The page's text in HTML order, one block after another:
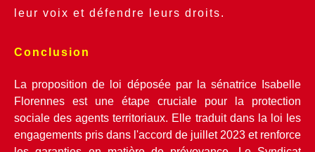
leur voix et défendre leurs droits.
Conclusion
La proposition de loi déposée par la sénatrice Isabelle
Florennes est une étape cruciale pour la protection
sociale des agents territoriaux. Elle traduit dans la loi les
engagements pris dans l'accord de juillet 2023 et renforce